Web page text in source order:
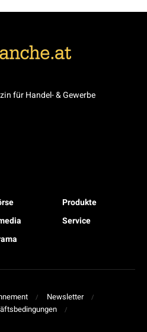
für Handel- & Gewerbe
Produkte
Service
Newsletter